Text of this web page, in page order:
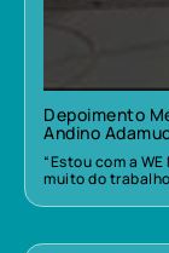
Depoimento
Andino
“Estou com a
muito do